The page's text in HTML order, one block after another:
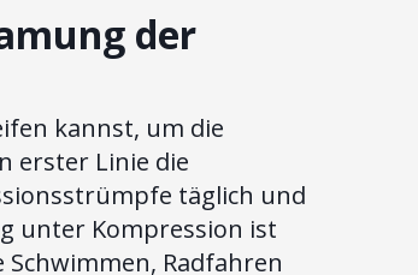
der
kannst, um die
erster Linie die
täglich und
unter Kompression ist
Radfahren